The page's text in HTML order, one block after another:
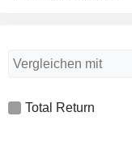
Total Return